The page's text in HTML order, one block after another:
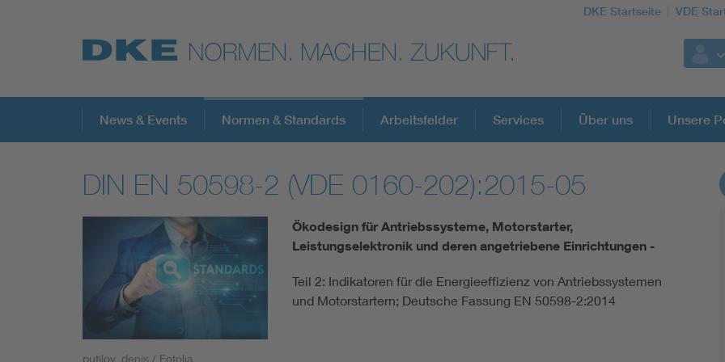
DKE Startseite VDE
Top-Themen
VDE Fokusthemen
Digital Security
Energy
DKE Fachinformationen im Kontext der
Blitzschutz: DIN EN 62305 in der Übersicht
Circular Economy für mehr Ressourceneffizienz
News & Events Normen & Standards Arbeitsfelder Services Über uns Unsere
DIN EN 50598-2 (VDE 0160-202):2015-05
putilov_denis / Fotolia
Ökodesign für Antriebssysteme, Motorstarter,
Leistungselektronik und deren angetriebene Einrichtungen -
Teil 2: Indikatoren für die Energieeffizienz von Antriebssystemen
und Motorstartern; Deutsche Fassung EN 50598-2:2014